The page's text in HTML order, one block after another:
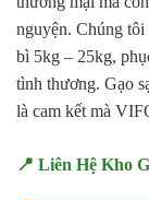
nguyện. Chúng tôi
bì 5kg – 25kg,
tình thương. Gạo
là cam kết mà
📍 Liên Hệ Kho